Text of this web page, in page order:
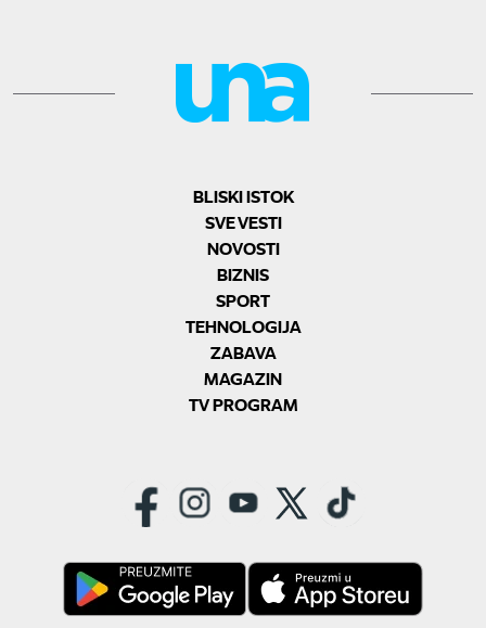
BLISKI ISTOK
SVE VESTI
NOVOSTI
BIZNIS
SPORT
TEHNOLOGIJA
ZABAVA
MAGAZIN
TV PROGRAM